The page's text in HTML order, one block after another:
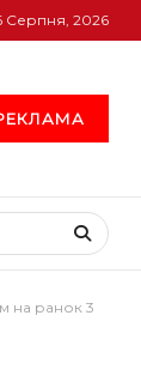
Серпня, 2026
на ранок 3